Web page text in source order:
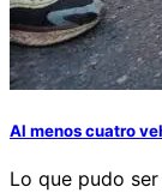
Al menos cuatro
Lo que pudo